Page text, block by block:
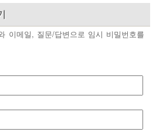
이메일, 질문/답변으로 임시 비밀번호를